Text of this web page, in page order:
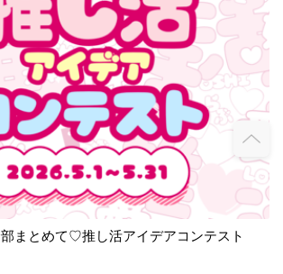
まとめて♡推し活アイデアコンテスト